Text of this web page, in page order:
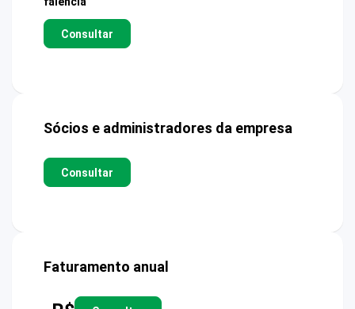
Consultar
Sócios e administradores da empresa
Consultar
Faturamento anual